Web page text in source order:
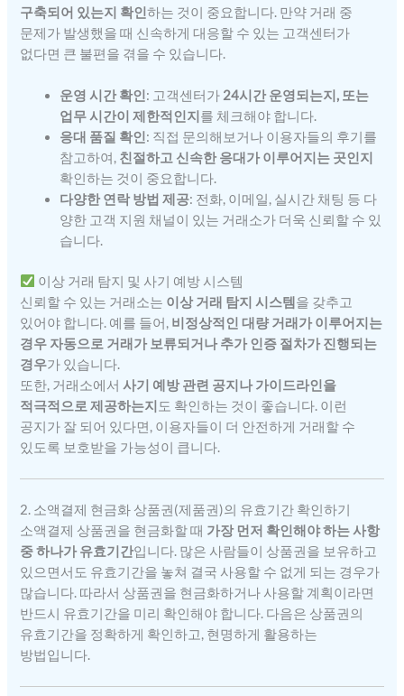
구축되어 있는지 확인하는 것이 중요합니다. 만약 거래 중
문제가 발생했을 때 신속하게 대응할 수 있는 고객센터가
없다면 큰 불편을 겪을 수 있습니다.
운영 시간 확인 : 고객센터가 24시간 운영되는지, 또는
업무 시간이 제한적인지 를 체크해야 합니다.
응대 품질 확인 : 직접 문의해보거나 이용자들의 후기를
참고하여, 친절하고 신속한 응대가 이루어지는 곳인지
확인하는 것이 중요합니다.
다양한 연락 방법 제공: 전화, 이메일, 실시간 채팅 등 다
양한 고객 지원 채널이 있는 거래소가 더욱 신뢰할 수 있
습니다.
이상 거래 탐지 및 사기 예방 시스템
신뢰할 수 있는 거래소는 이상 거래 탐지 시스템 을 갖추고
있어야 합니다. 예를 들어, 비정상적인 대량 거래가 이루어지는
경우 자동으로 거래가 보류되거나 추가 인증 절차가 진행되는
경우가 있습니다.
또한, 거래소에서사기 예방 관련 공지나 가이드라인을
적극적으로 제공하는지 도 확인하는 것이 좋습니다. 이런
공지가 잘 되어 있다면, 이용자들이 더 안전하게 거래할 수
있도록 보호받을 가능성이 큽니다.
2. 소액결제 현금화 상품권(제품권)의 유효기간 확인하기
소액결제 상품권을 현금화할 때 가장 먼저 확인해야 하는 사항
중 하나가 유효기간입니다. 많은 사람들이 상품권을 보유하고
있으면서도 유효기간을 놓쳐 결국 사용할 수 없게 되는 경우가
많습니다. 따라서 상품권을 현금화하거나 사용할 계획이라면
반드시 유효기간을 미리 확인해야 합니다. 다음은 상품권의
유효기간을 정확하게 확인하고, 현명하게 활용하는
방법입니다.